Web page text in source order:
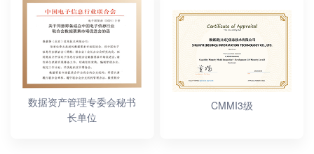
数据资产管理专委会秘书
长单位
CMMI3级